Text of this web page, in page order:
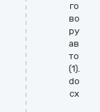
го
во
ру
ав
то
(1).
do
cx